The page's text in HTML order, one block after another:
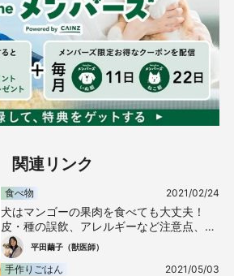
関連リンク
食べ物 2021/02/24
犬はマンゴーの果肉を食べても大丈夫！
皮・種の誤飲、アレルギーなど注意点、与
え方や適量、おすすめの犬用おやつを紹介
【獣医師監修】
平田繭子（獣医師）
手作りごはん 2021/05/03